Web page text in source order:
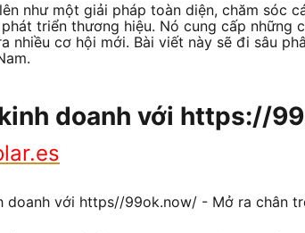
như một giải pháp toàn diện, chăm sóc
triển thương hiệu. Nó cung cấp những
nhiều cơ hội mới. Bài viết này sẽ đi sâu
doanh với https://